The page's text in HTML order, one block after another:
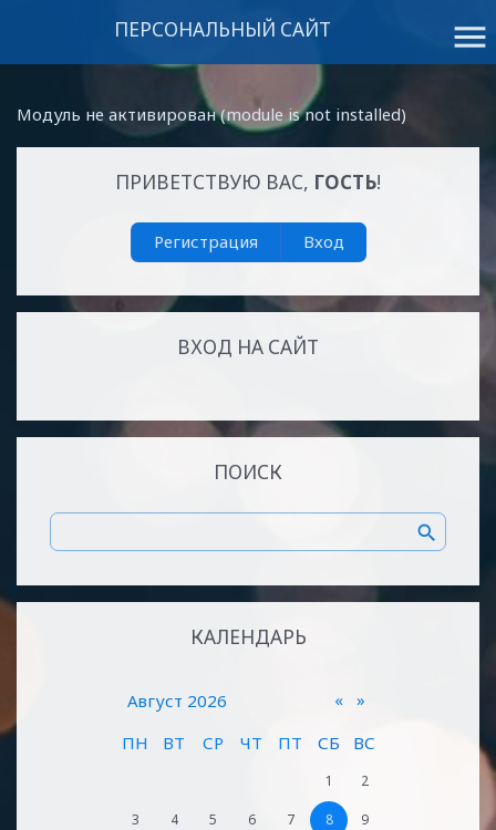
menu
ПЕРСОНАЛЬНЫЙ САЙТ
Модуль не активирован (module is not installed)
ПРИВЕТСТВУЮ ВАС, ГОСТЬ!
Регистрация Вход
ВХОД НА САЙТ
ПОИСК
КАЛЕНДАРЬ
«
Август 2026
»
ПН
ВТ СР ЧТ ПТ СБ ВС
1 2
3 4 5 6 7 8 9